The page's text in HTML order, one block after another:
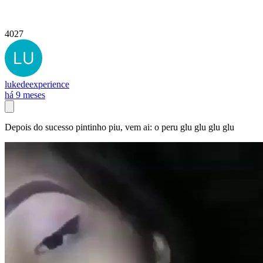
4027
lukedeexperience
há 9 meses
Depois do sucesso pintinho piu, vem ai: o peru glu glu glu glu